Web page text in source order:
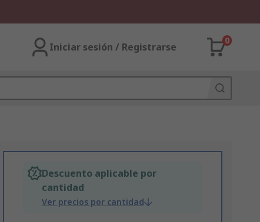
Iniciar sesión / Registrarse
0
Descuento aplicable por
cantidad
Ver precios por cantidad